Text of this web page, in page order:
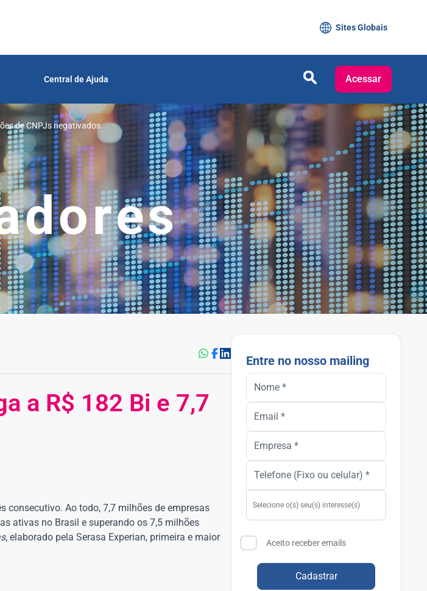
Sites Globais
Central de Ajuda Acessar
de CNPJs negativados
a R$ 182 Bi e 7,7
consecutivo. Ao todo, 7,7 milhões de empresas
ativas no Brasil e superando os 7,5 milhões
, elaborado pela Serasa Experian, primeira e maior
Entre no nosso mailing
Aceito receber emails
Cadastrar